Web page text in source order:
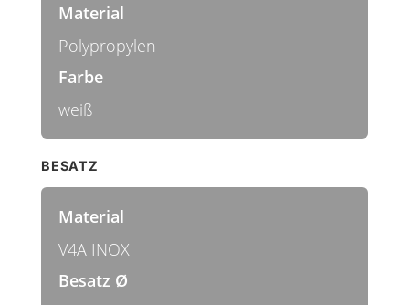
Material
Polypropylen
Farbe
weiß
BESATZ
Material
V4A INOX
Besatz Ø